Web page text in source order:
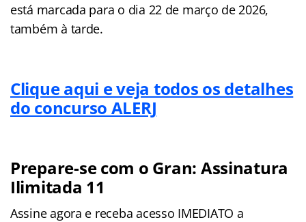
está marcada para o dia 22 de março de 2026,
também à tarde.
Clique aqui e veja todos os detalhes
do concurso ALERJ
Prepare-se com o Gran: Assinatura
Ilimitada 11
Assine agora e receba acesso IMEDIATO a